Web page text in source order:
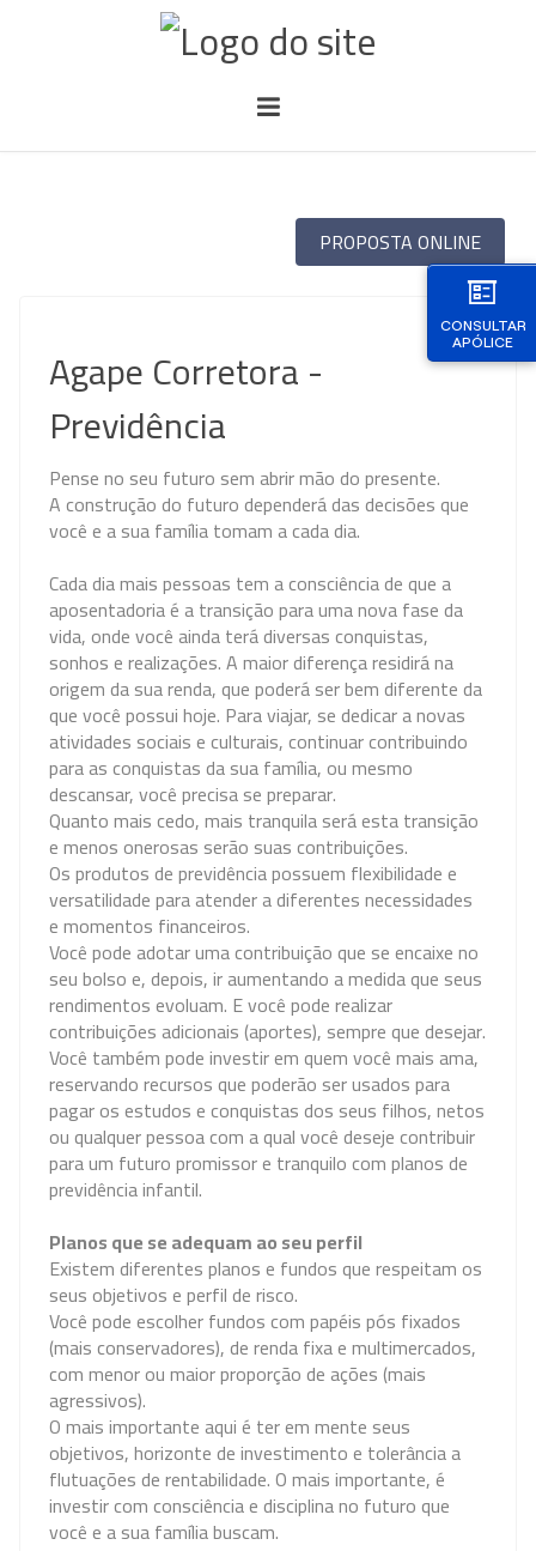
CONSULTAR
APÓLICE
PROPOSTA ONLINE
Agape Corretora -
Previdência
Pense no seu futuro sem abrir mão do presente.
A construção do futuro dependerá das decisões que
você e a sua família tomam a cada dia.
Cada dia mais pessoas tem a consciência de que a
aposentadoria é a transição para uma nova fase da
vida, onde você ainda terá diversas conquistas,
sonhos e realizações. A maior diferença residirá na
origem da sua renda, que poderá ser bem diferente da
que você possui hoje. Para viajar, se dedicar a novas
atividades sociais e culturais, continuar contribuindo
para as conquistas da sua família, ou mesmo
descansar, você precisa se preparar.
Quanto mais cedo, mais tranquila será esta transição
e menos onerosas serão suas contribuições.
Os produtos de previdência possuem flexibilidade e
versatilidade para atender a diferentes necessidades
e momentos financeiros.
Você pode adotar uma contribuição que se encaixe no
seu bolso e, depois, ir aumentando a medida que seus
rendimentos evoluam. E você pode realizar
contribuições adicionais (aportes), sempre que desejar.
Você também pode investir em quem você mais ama,
reservando recursos que poderão ser usados para
pagar os estudos e conquistas dos seus filhos, netos
ou qualquer pessoa com a qual você deseje contribuir
para um futuro promissor e tranquilo com planos de
previdência infantil.
Planos que se adequam ao seu perfil
Existem diferentes planos e fundos que respeitam os
seus objetivos e perfil de risco.
Você pode escolher fundos com papéis pós fixados
(mais conservadores), de renda fixa e multimercados,
com menor ou maior proporção de ações (mais
agressivos).
O mais importante aqui é ter em mente seus
objetivos, horizonte de investimento e tolerância a
flutuações de rentabilidade. O mais importante, é
investir com consciência e disciplina no futuro que
você e a sua família buscam.